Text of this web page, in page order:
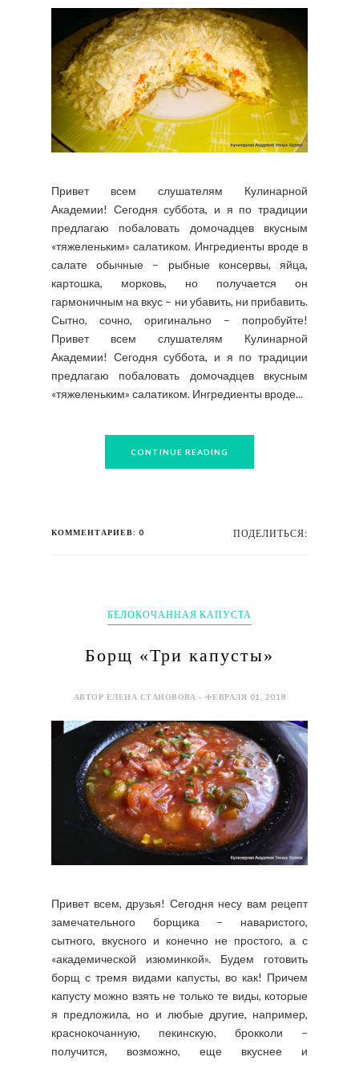
Привет всем слушателям Кулинарной
Академии! Сегодня суббота, и я по традиции
предлагаю побаловать домочадцев вкусным
«тяжеленьким» салатиком. Ингредиенты вроде в
салате обычные – рыбные консервы, яйца,
картошка, морковь, но получается он
гармоничным на вкус – ни убавить, ни прибавить.
Сытно, сочно, оригинально – попробуйте!
Привет всем слушателям Кулинарной
Академии! Сегодня суббота, и я по традиции
предлагаю побаловать домочадцев вкусным
«тяжеленьким» салатиком. Ингредиенты вроде...
CONTINUE READING
КОММЕНТАРИЕВ: 0 ПОДЕЛИТЬСЯ:
БЕЛОКОЧАННАЯ КАПУСТА
Борщ «Три капусты»
АВТОР ЕЛЕНА СТАНОВОВА - ФЕВРАЛЯ 01, 2018
Привет всем, друзья! Сегодня несу вам рецепт
замечательного борщика – наваристого,
сытного, вкусного и конечно не простого, а с
«академической изюминкой». Будем готовить
борщ с тремя видами капусты, во как! Причем
капусту можно взять не только те виды, которые
я предложила, но и любые другие, например,
краснокочанную, пекинскую, брокколи –
получится, возможно, еще вкуснее и